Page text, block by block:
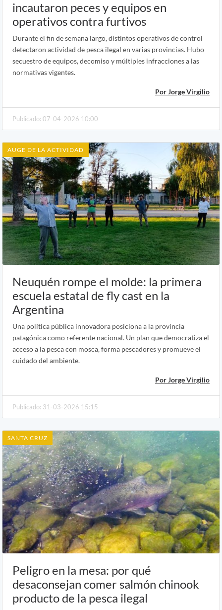
incautaron peces y equipos en
operativos contra furtivos
Durante el fin de semana largo, distintos operativos de control
detectaron actividad de pesca ilegal en varias provincias. Hubo
secuestro de equipos, decomiso y múltiples infracciones a las
normativas vigentes.
Por Jorge Virgilio
Publicado: 07-04-2026 10:00
AUGE DE LA ACTIVIDAD
Neuquén rompe el molde: la primera
escuela estatal de fly cast en la
Argentina
Una política pública innovadora posiciona a la provincia
patagónica como referente nacional. Un plan que democratiza el
acceso a la pesca con mosca, forma pescadores y promueve el
cuidado del ambiente.
Por Jorge Virgilio
Publicado: 31-03-2026 15:15
SANTA CRUZ
Peligro en la mesa: por qué
desaconsejan comer salmón chinook
producto de la pesca ilegal